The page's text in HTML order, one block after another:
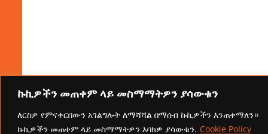
ኩኪዎችን መጠቀም ላይ መስማማትዎን ያሳውቁን
ለርስዎ የምናቀርበውን አገልግሎት ለማሻሻል በማሰብ ኩኪዎችን እንጠቀማለን።
ኩኪዎችን መጠቀም ላይ መስማማትዎን እባክዎ ያሳውቁን. Cookie Policy